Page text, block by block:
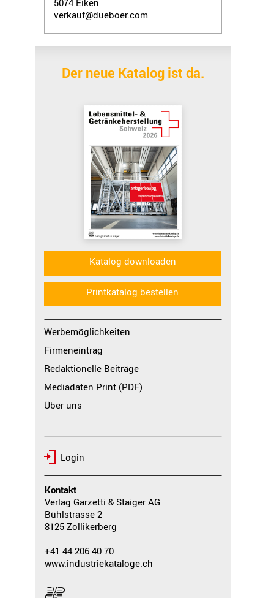
5074 Eiken
verkauf@dueboer.com
Katalog downloaden
Printkatalog bestellen
Der neue Katalog ist da.
Werbemöglichkeiten
Firmeneintrag
Redaktionelle Beiträge
Mediadaten Print (PDF)
Über uns
Login
Kontakt
Verlag Garzetti & Staiger AG
Bühlstrasse 2
8125 Zollikerberg
+41 44 206 40 70
www.industriekataloge.ch